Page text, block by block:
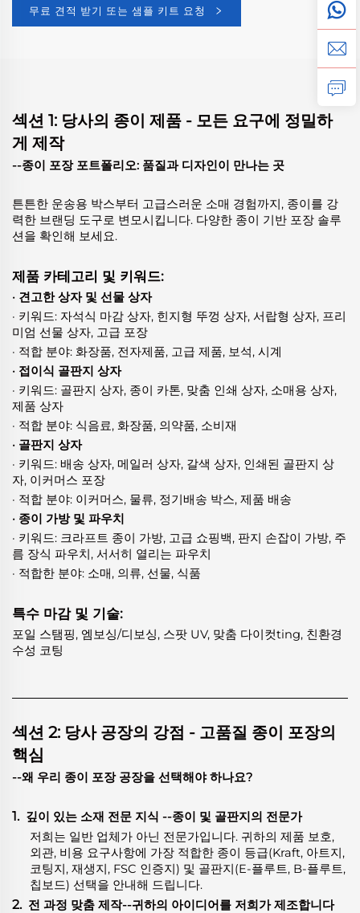
무료 견적 받기 또는 샘플 키트 요청
섹션 1: 당사의 종이 제품 - 모든 요구에 정밀하
게 제작
--종이 포장 포트폴리오: 품질과 디자인이 만나는 곳
튼튼한 운송용 박스부터 고급스러운 소매 경험까지, 종이를 강
력한 브랜딩 도구로 변모시킵니다. 다양한 종이 기반 포장 솔루
션을 확인해 보세요.
제품 카테고리 및 키워드:
· 견고한 상자 및 선물 상자
· 키워드: 자석식 마감 상자, 힌지형 뚜껑 상자, 서랍형 상자, 프리
미엄 선물 상자, 고급 포장
· 적합 분야: 화장품, 전자제품, 고급 제품, 보석, 시계
· 접이식 골판지 상자
· 키워드: 골판지 상자, 종이 카톤, 맞춤 인쇄 상자, 소매용 상자,
제품 상자
· 적합 분야: 식음료, 화장품, 의약품, 소비재
· 골판지 상자
· 키워드: 배송 상자, 메일러 상자, 갈색 상자, 인쇄된 골판지 상
자, 이커머스 포장
· 적합 분야: 이커머스, 물류, 정기배송 박스, 제품 배송
· 종이 가방 및 파우치
· 키워드: 크라프트 종이 가방, 고급 쇼핑백, 판지 손잡이 가방, 주
름 장식 파우치, 서서히 열리는 파우치
· 적합한 분야: 소매, 의류, 선물, 식품
특수 마감 및 기술:
포일 스탬핑, 엠보싱/디보싱, 스팟 UV, 맞춤 다이컷ting, 친환경
수성 코팅
섹션 2: 당사 공장의 강점 - 고품질 종이 포장의
핵심
--왜 우리 종이 포장 공장을 선택해야 하나요?
1. 깊이 있는 소재 전문 지식 --종이 및 골판지의 전문가
저희는 일반 업체가 아닌 전문가입니다. 귀하의 제품 보호,
외관, 비용 요구사항에 가장 적합한 종이 등급(Kraft, 아트지,
코팅지, 재생지, FSC 인증지) 및 골판지(E-플루트, B-플루트,
칩보드) 선택을 안내해 드립니다.
2. 전 과정 맞춤 제작--귀하의 아이디어를 저희가 제조합니다